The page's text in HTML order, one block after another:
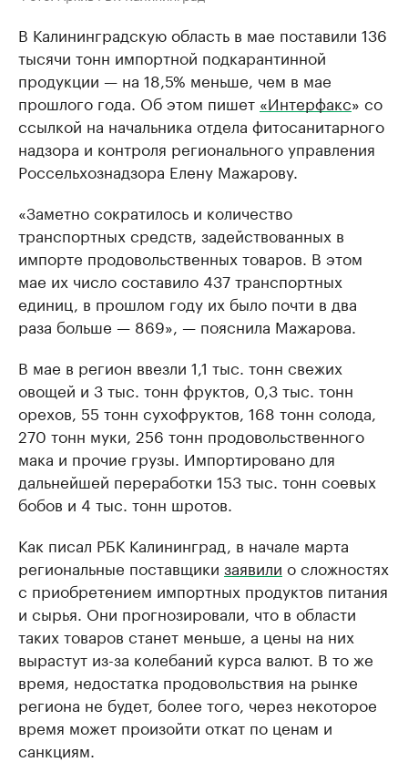
В Калининградскую область в мае поставили 136
тысячи тонн импортной подкарантинной
продукции — на 18,5% меньше, чем в мае
прошлого года. Об этом пишет «Интерфакс» со
ссылкой на начальника отдела фитосанитарного
надзора и контроля регионального управления
Россельхознадзора Елену Мажарову.
«Заметно сократилось и количество
транспортных средств, задействованных в
импорте продовольственных товаров. В этом
мае их число составило 437 транспортных
единиц, в прошлом году их было почти в два
раза больше — 869», — пояснила Мажарова.
В мае в регион ввезли 1,1 тыс. тонн свежих
овощей и 3 тыс. тонн фруктов, 0,3 тыс. тонн
орехов, 55 тонн сухофруктов, 168 тонн солода,
270 тонн муки, 256 тонн продовольственного
мака и прочие грузы. Импортировано для
дальнейшей переработки 153 тыс. тонн соевых
бобов и 4 тыс. тонн шротов.
Как писал РБК Калининград, в начале марта
региональные поставщики заявили о сложностях
с приобретением импортных продуктов питания
и сырья. Они прогнозировали, что в области
таких товаров станет меньше, а цены на них
вырастут из-за колебаний курса валют. В то же
время, недостатка продовольствия на рынке
региона не будет, более того, через некоторое
время может произойти откат по ценам и
санкциям.